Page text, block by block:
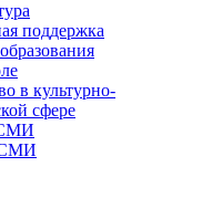
поддержка
в культурно-
сфере
СМИ
СМИ